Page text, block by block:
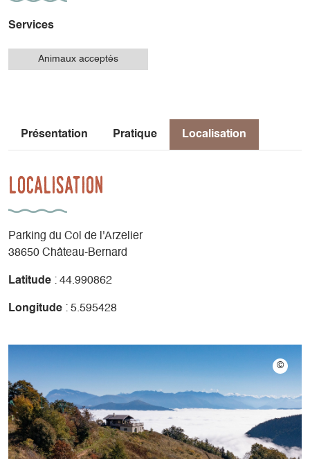
Services
Animaux acceptés
Présentation Pratique Localisation
Localisation
Parking du Col de l'Arzelier
38650 Château-Bernard
Latitude : 44.990862
Longitude : 5.595428